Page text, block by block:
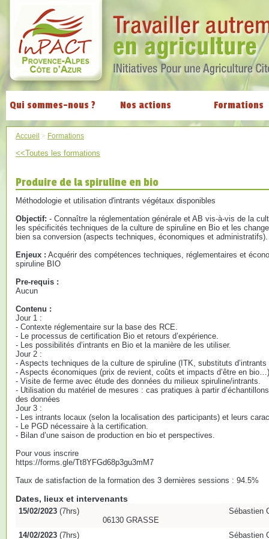
Qui sommes-nous ? Nos actions Formations
Accueil > Formations
<<Toutes les formations
Produire de la spiruline en bio
Méthodologie et utilisation d'intrants végétaux disponibles
Objectif: - Connaître la réglementation générale et AB vis-à-vis de la
les spécificités techniques de la culture de spiruline en Bio et les
bien sa conversion (aspects techniques, économiques et administratifs).
Enjeux : Acquérir des compétences techniques, réglementaires et
spiruline BIO
Pre-requis :
Aucun
Contenu :
Jour 1 :
- Contexte réglementaire sur la base des RCE.
- Le processus de certification Bio et retours d’expérience.
- Les possibilités d’intrants en Bio et la manière de les utiliser.
Jour 2 :
- Aspects techniques de la culture de spiruline (ITK, substituts
- Aspects économiques (prix de revient, coûts et impacts d’être en
- Visite de ferme avec étude des données du milieux spiruline/intrants.
- Utilisation du matériel de mesures : cas pratiques à partir
des données
Jour 3 :
- Les intrants locaux (selon la localisation des participants) et leurs
- Le PGD nécessaire à la certification.
- Bilan d’une saison de production en bio et perspectives.
Pour vous inscrire
https://forms.gle/Tt8YFGd68p3gu3mM7
Taux de satisfaction de la formation des 3 dernières sessions : 94.5%
Dates, lieux et intervenants
15/02/2023 (7hrs)
06130 GRASSE
Sébastien
14/02/2023 (7hrs) Sébastien